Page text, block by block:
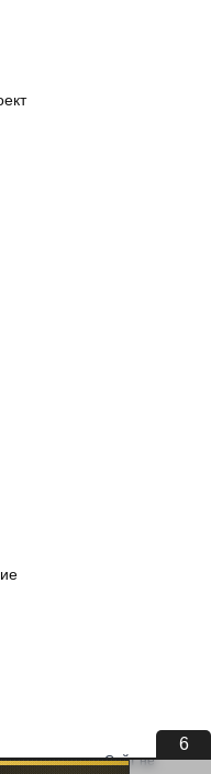
6
источников. Сайт не